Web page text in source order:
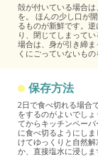
殻が付いている場合
を。 ほんの少し口が
るものが新鮮です。
り、閉じてしまって
場合は、身が引き締
くにごっていないもの
保存方法
2日で食べ切れる場合
をするのがよいでし
てからキッチンペー
に食べ切るようにし
けてゆっくりと自然
か、直接塩水に浸しま